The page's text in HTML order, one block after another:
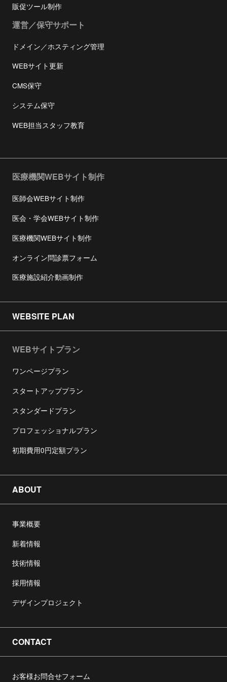
販促ツール制作
運営／保守サポート
ドメイン／ホスティング管理
WEBサイト更新
CMS保守
システム保守
WEB担当スタッフ教育
医療機関WEBサイト制作
医師会WEBサイト制作
医会・学会WEBサイト制作
医療機関WEBサイト制作
オンライン問診票フォーム
医療施設紹介動画制作
WEBSITE PLAN
WEBサイトプラン
ワンページプラン
スタートアッププラン
スタンダードプラン
プロフェッショナルプラン
初期費用0円定額プラン
ABOUT
事業概要
新着情報
技術情報
採用情報
デザインプロジェクト
CONTACT
お客様お問合せフォーム